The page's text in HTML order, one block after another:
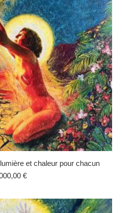
et chaleur pour chacun
€